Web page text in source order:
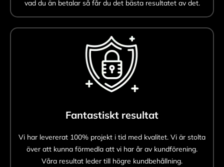
vad du än betalar så får du det bästa resultatet av det.
Fantastiskt resultat
Vi har levererat 100% projekt i tid med kvalitet. Vi är stolta
över att kunna förmedla att vi har år av kundförening.
Våra resultat leder till högre kundbehållning.